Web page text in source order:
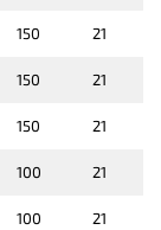
150 21
150 21
150 21
100 21
100 21